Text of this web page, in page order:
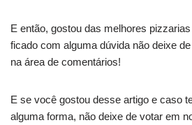
E então, gostou das melhores
ficado com alguma dúvida não deixe
na área de comentários!
E se você gostou desse artigo e caso
alguma forma, não deixe de votar em